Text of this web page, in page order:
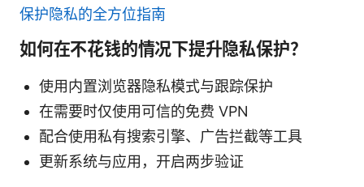
保护隐私的全方位指南
如何在不花钱的情况下提升隐私保护？
使用内置浏览器隐私模式与跟踪保护
在需要时仅使用可信的免费 VPN
配合使用私有搜索引擎、广告拦截等工具
更新系统与应用，开启两步验证